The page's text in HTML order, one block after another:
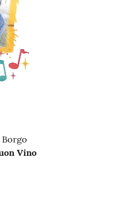
Vino